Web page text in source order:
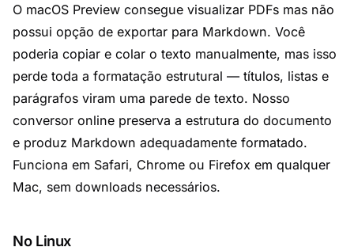
O macOS Preview consegue visualizar PDFs mas não
possui opção de exportar para Markdown. Você
poderia copiar e colar o texto manualmente, mas isso
perde toda a formatação estrutural — títulos, listas e
parágrafos viram uma parede de texto. Nosso
conversor online preserva a estrutura do documento
e produz Markdown adequadamente formatado.
Funciona em Safari, Chrome ou Firefox em qualquer
Mac, sem downloads necessários.
No Linux